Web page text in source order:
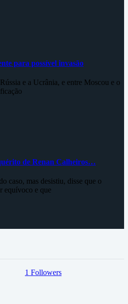
para possível invasão
e a Ucrânia, e entre Moscou e o
de Renan Calheiros…
caso, mas desistiu, disse que o
equívoco e que
1 Followers